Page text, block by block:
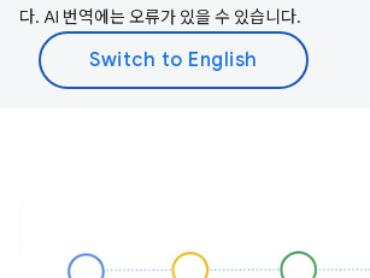
다. AI 번역에는 오류가 있을 수 있습니다.